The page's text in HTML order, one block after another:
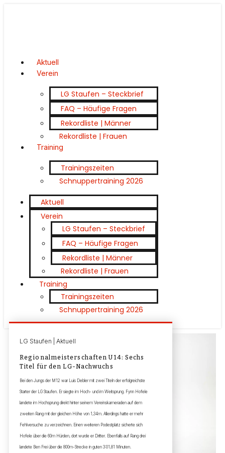
Aktuell
Verein
LG Staufen – Steckbrief
FAQ – Häufige Fragen
Rekordliste | Männer
Rekordliste | Frauen
Training
Trainingszeiten
Schnuppertraining 2026
Aktuell
Verein
LG Staufen – Steckbrief
FAQ – Häufige Fragen
Rekordliste | Männer
Rekordliste | Frauen
Training
Trainingszeiten
Schnuppertraining 2026
LG Staufen | Aktuell
Regionalmeisterschaften U14: Sechs
Titel für den LG-Nachwuchs
Bei den Jungs der M12 war Luis Debler mit zwei Titeln der erfolgreichste
Starter der LG Staufen. Er siegte im Hoch- und im Weitsprung. Fynn Hofele
landete im Hochsprung direkt hinter seinem Vereinskameraden auf dem
zweiten Rang mit der gleichen Höhe von 1,34m. Allerdings hatte er mehr
Fehlversuche zu verzeichnen. Einen weiteren Podestplatz sicherte sich
Hofele über die 60m Hürden, dort wurde er Dritter. Ebenfalls auf Rang drei
landete Ben Frei über die 800m-Strecke in guten 3:01,81 Minuten.